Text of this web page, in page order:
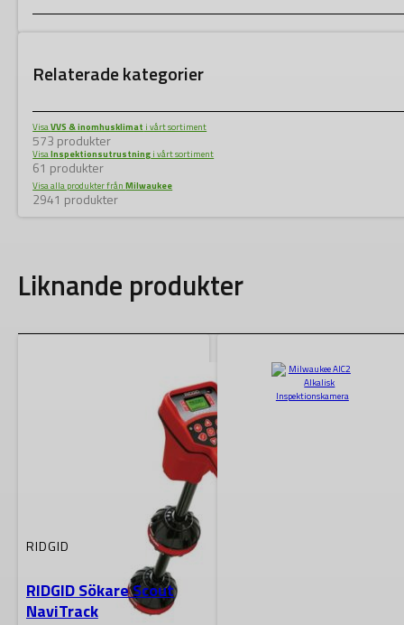
Relaterade kategorier
VisaVVS & inomhusklimat i vårt sortiment
573 produkter
VisaInspektionsutrustning i vårt sortiment
61 produkter
Visa alla produkter frånMilwaukee
2941 produkter
Liknande produkter
RIDGID
RIDGID Sökare Scout
NaviTrack